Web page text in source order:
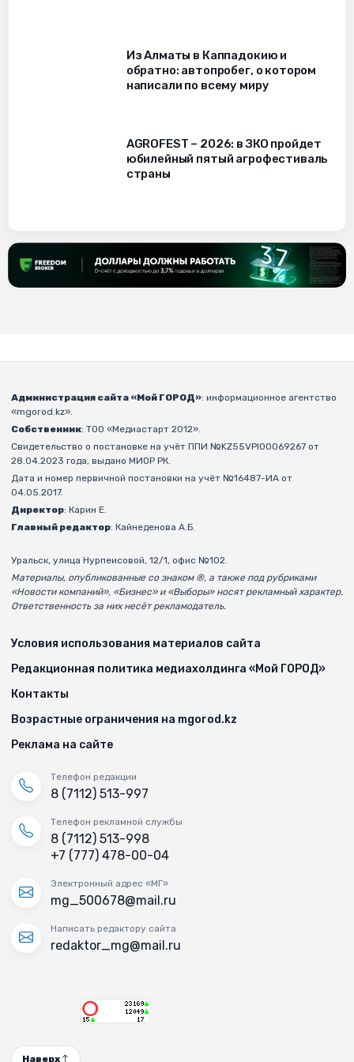
Из Алматы в Каппадокию и
обратно: автопробег, о котором
написали по всему миру
AGROFEST – 2026: в ЗКО пройдет
юбилейный пятый агрофестиваль
страны
Администрация сайта «Мой ГОРОД»: информационное агентство
«mgorod.kz».
Собственник: ТОО «Медиастарт 2012».
Свидетельство о постановке на учёт ППИ №KZ55VPI00069267 от
28.04.2023 года, выдано МИОР РК.
Дата и номер первичной постановки на учёт №16487-ИА от
04.05.2017.
Директор: Карин Е.
Главный редактор: Кайнеденова А.Б.
Уральск, улица Нурпеисовой, 12/1, офис №102.
Материалы, опубликованные со знаком ®, а также под рубриками
«Новости компаний», «Бизнес» и «Выборы» носят рекламный характер.
Ответственность за них несёт рекламодатель.
Условия использования материалов сайта
Редакционная политика медиахолдинга «Мой ГОРОД»
Контакты
Возрастные ограничения на mgorod.kz
Реклама на сайте
Телефон редакции
8 (7112) 513-997
Телефон рекламной службы
8 (7112) 513-998
+7 (777) 478-00-04
Электронный адрес «МГ»
mg_500678@mail.ru
Написать редактору сайта
redaktor_mg@mail.ru
Наверх